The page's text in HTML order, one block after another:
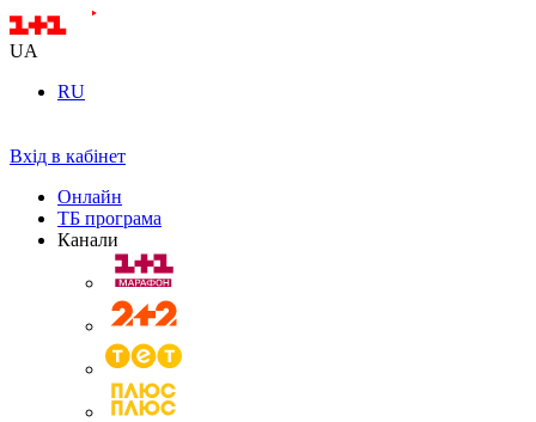
UA
RU
Вхід в кабінет
Онлайн
ТБ програма
Канали